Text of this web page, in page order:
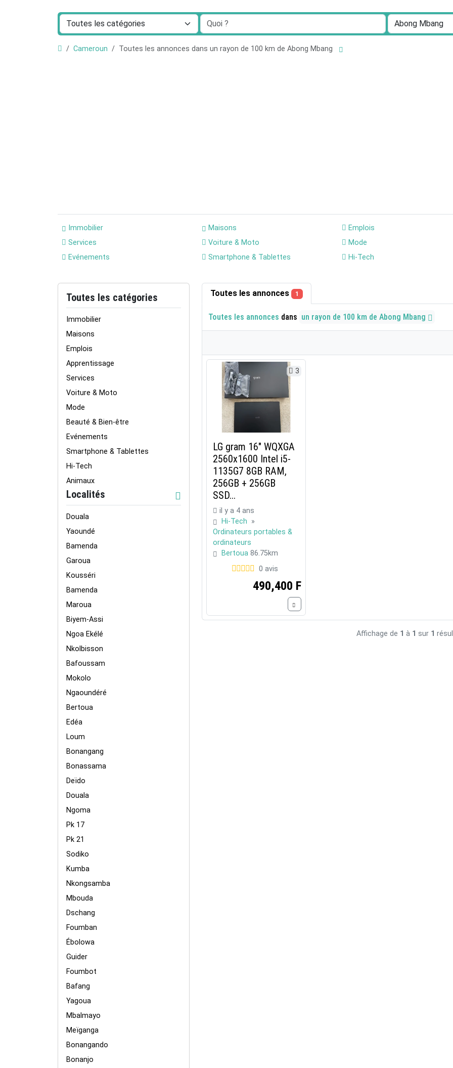
Cameroun Toutes les annonces dans un rayon de 100 km de Abong Mbang
Immobilier Maisons
Emplois
Services
Voiture & Moto
Mode
Evénements
Smartphone & Tablettes Hi-Tech
Toutes les catégories
Immobilier
Maisons
Emplois
Apprentissage
Services
Voiture & Moto
Mode
Beauté & Bien-être
Evénements
Smartphone & Tablettes
Hi-Tech
Animaux
Localités
Douala
Yaoundé
Bamenda
Garoua
Kousséri
Bamenda
Maroua
Biyem-Assi
Ngoa Ekélé
Nkolbisson
Bafoussam
Mokolo
Ngaoundéré
Bertoua
Edéa
Loum
Bonangang
Bonassama
Deïdo
Douala
Ngoma
Pk 17
Pk 21
Sodiko
Kumba
Nkongsamba
Mbouda
Dschang
Foumban
Ébolowa
Guider
Foumbot
Bafang
Yagoua
Mbalmayo
Meïganga
Bonangando
Bonanjo
Toutes les annonces 1
Toutes les annonces dans un rayon de 100 km de Abong Mbang
3
LG gram 16" WQXGA
2560x1600 Intel i5-
1135G7 8GB RAM,
256GB + 256GB
SSD...
il y a 4 ans
Hi-Tech »
Ordinateurs portables &
ordinateurs
Bertoua 86.75km
0 avis
490,400 F
Affichage de 1 à 1 sur 1